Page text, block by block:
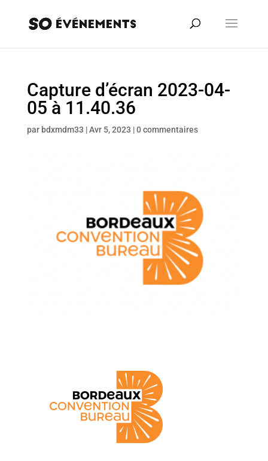
Capture d’écran 2023-04-
05 à 11.40.36
par bdxmdm33 |Avr 5, 2023 |0 commentaires